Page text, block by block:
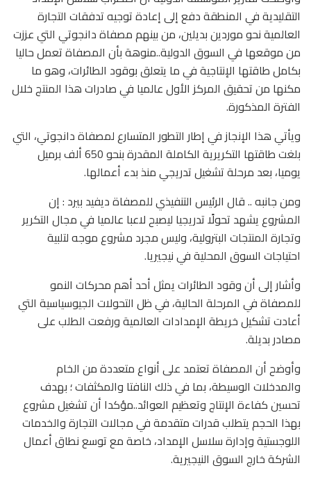
التقليدية في المنطقة دفع إلى إعادة توجيه تدفقات التجارة
العالمية نحو موردين بديلين، من بينهم مصفاة دانجوتي التي عززت
من موقعها في السوق الدولية..منوهة بأن المصفاة تعمل حاليا
بكامل طاقتها الإنتاجية في ما يتعلق بوقود الطائرات، وهو ما
مكنها من تحقيق المركز الأول عالميا في صادرات هذا المنتج خلال
الفترة المذكورة.
ويأتي هذا الإنجاز في إطار التطور المتسارع لمصفاة دانجوتي، التي
بلغت طاقتها التكريرية الكاملة المقدرة بنحو 650 ألف برميل
يوميا، بعد مرحلة تشغيل تدريجي منذ بدء أعمالها.
ومن جانبه .. قال الرئيس التنفيذي للمصفاة ديفيد بيرد : إن
المشروع يشهد تحولًا تدريجيا ليصبح لاعبا عالميا في مجال التكرير
وتجارة المنتجات البترولية، وليس مجرد مشروع موجه لتلبية
احتياجات السوق المحلية في نيجيريا.
وأشار إلى أن وقود الطائرات يمثل أحد أهم محركات النمو
للمصفاة في المرحلة الحالية، في ظل التحولات الجيوسياسية التي
أعادت تشكيل خريطة الإمدادات العالمية ورفعت الطلب على
مصادر بديلة.
وأوضح أن المصفاة تعتمد على أنواع متعددة من الخام
والمدخلات الوسيطة، بما في ذلك النافتا والمكثفات ؛ بهدف
تحسين كفاءة الإنتاج وتعظيم العوائد..مؤكدا أن تشغيل مشروع
بهذا الحجم يتطلب قدرات متقدمة في مجالات التجارة والخدمات
اللوجستية وإدارة سلاسل الإمداد، خاصة مع توسع نطاق أعمال
الشركة خارج السوق النيجيرية.